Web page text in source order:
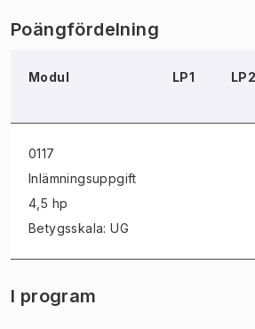
Poängfördelning
Modul LP1 LP2
0117
Inlämningsuppgift
4,5 hp
Betygsskala: UG
I program